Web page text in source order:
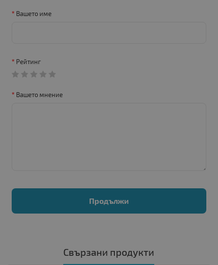
Вашето име
Рейтинг
Вашето мнение
Продължи
Свързани продукти